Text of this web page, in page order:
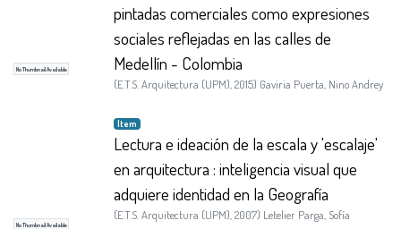
No Thumbnail Available
pintadas comerciales como expresiones
sociales reflejadas en las calles de
Medellín - Colombia
(E.T.S. Arquitectura (UPM) 2015) Gaviria Puerta, Nino Andrey
No Thumbnail Available
Item
Lectura e ideación de la escala y 'escalaje'
en arquitectura : inteligencia visual que
adquiere identidad en la Geografía
(E.T.S. Arquitectura (UPM) 2007) Letelier Parga, Sofía